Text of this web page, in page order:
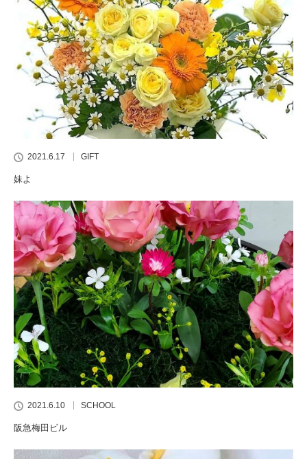
2021.6.17 GIFT
妹よ
2021.6.10 SCHOOL
阪急梅田ビル